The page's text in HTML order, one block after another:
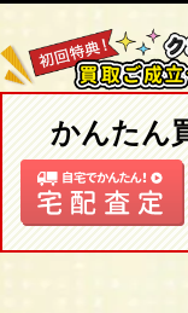
かんたん